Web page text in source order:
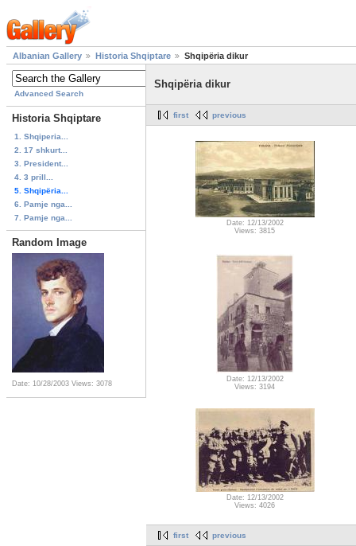
Albanian Gallery Historia Shqiptare Shqipëria dikur
Advanced Search
Historia Shqiptare
1. Shqiperia...
2. 17 shkurt...
3. President...
4. 3 prill...
5. Shqipëria...
6. Pamje nga...
7. Pamje nga...
Random Image
Date: 10/28/2003 Views: 3078
Shqipëria dikur
first previous
Date: 12/13/2002
Views: 3815
Date: 12/13/2002
Views: 3194
Date: 12/13/2002
Views: 4026
first previous